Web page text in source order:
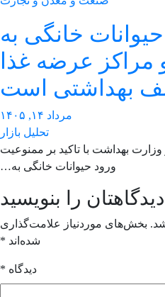
خانگی به
مراکز عرضه غذا
بهداشتی است
مرداد ۱۴, ۱۴۰۵
تحلیل بازار
بهداشت با تاکید بر ممنوعیت
ورود حیوانات خانگی به…
دیدگاهتان را بنویسید
بخش‌های موردنیاز علامت‌گذاری
شده‌اند *
دیدگاه*